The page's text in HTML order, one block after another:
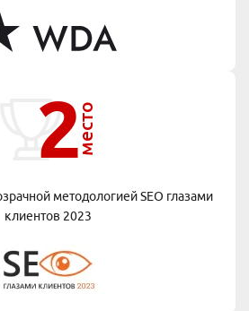
2место
методологиейSEO глазами
клиентов 2023